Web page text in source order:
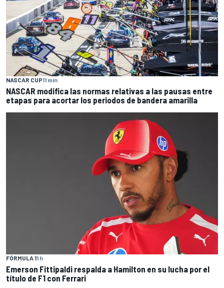
NASCAR CUP11 min
NASCAR modifica las normas relativas a las pausas entre
etapas para acortar los periodos de bandera amarilla
FÓRMULA 11 h
Emerson Fittipaldi respalda a Hamilton en su lucha por el
título de F1 con Ferrari